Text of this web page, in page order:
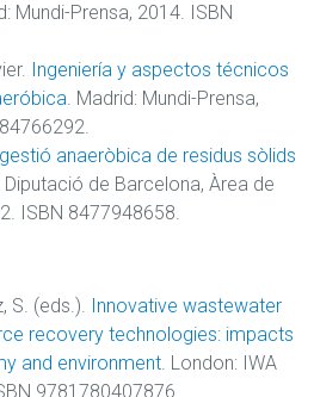
Mundi-Prensa, 2014. ISBN
Ingeniería y aspectos técnicos
Madrid: Mundi-Prensa,
anaeròbica de residus sòlids
Diputació de Barcelona, Àrea de
ISBN 8477948658.
S. (eds.). Innovative wastewater
recovery technologies: impacts
and environment. London: IWA
9781780407876.